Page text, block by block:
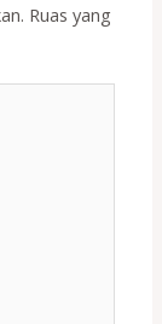
Ruas yang